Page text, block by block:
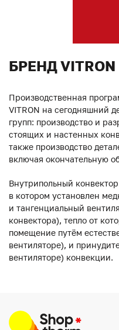
БРЕНД VITRON
Производственная
VITRON на сегодняшний
групп: производство и
стоящих и настенных
также производство
включая окончательную
Внутрипольный
в котором установлен
и тангенциальный
конвектора), тепло от
помещение путём
вентиляторе), и
вентиляторе) конвекции.